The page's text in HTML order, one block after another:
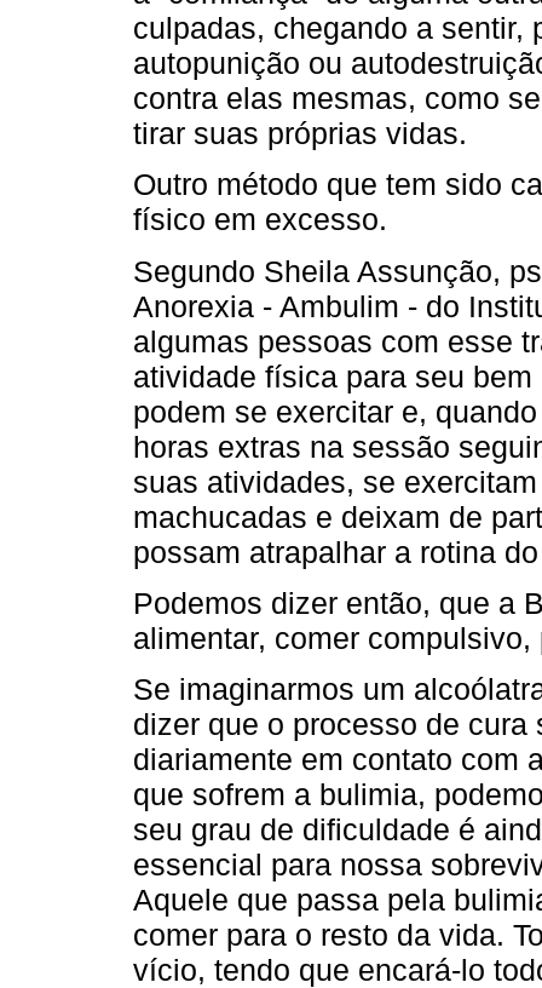
culpadas, chegando a sentir,
autopunição ou
contra elas mesmas, como
tirar suas próprias vidas.
Outro método que tem sido
físico em excesso.
Segundo Sheila Assunção,
Anorexia - Ambulim - do
algumas pessoas com esse
atividade física para seu
podem se exercitar e,
horas extras na sessão
suas atividades, se
machucadas e deixam de
possam atrapalhar a rotina
Podemos dizer então, que a
alimentar, comer
Se imaginarmos um
dizer que o processo de
diariamente em contato com
que sofrem a bulimia,
seu grau de dificuldade é
essencial para nossa
Aquele que passa pela
comer para o resto da vida.
vício, tendo que encará-lo